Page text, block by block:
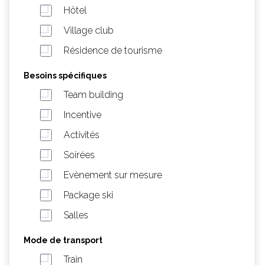
Hôtel
Village club
Résidence de tourisme
Besoins spécifiques
Team building
Incentive
Activités
Soirées
Evènement sur mesure
Package ski
Salles
Mode de transport
Train